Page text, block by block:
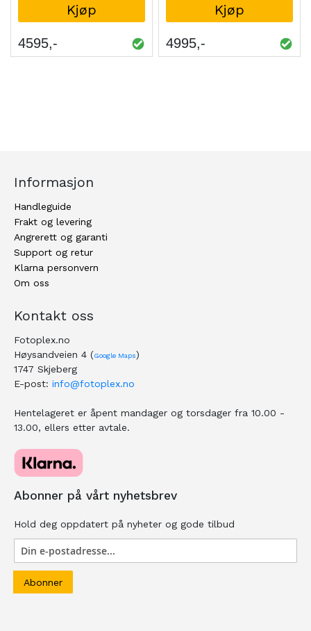
Kjøp
4595
Kjøp
4995
Informasjon
Handleguide
Frakt og levering
Angrerett og garanti
Support og retur
Klarna personvern
Om oss
Kontakt oss
Fotoplex.no
Høysandveien 4 (Google Maps)
1747 Skjeberg
E-post: info@fotoplex.no
Hentelageret er åpent mandager og torsdager fra 10.00 -
13.00, ellers etter avtale.
Abonner på vårt nyhetsbrev
Hold deg oppdatert på nyheter og gode tilbud
Abonner